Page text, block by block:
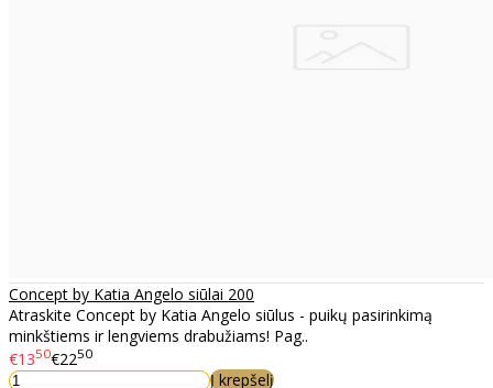
Concept by Katia Angelo siūlai 200
Atraskite Concept by Katia Angelo siūlus - puikų pasirinkimą
minkštiems ir lengviems drabužiams! Pag..
€1350€2250
Į krepšelį